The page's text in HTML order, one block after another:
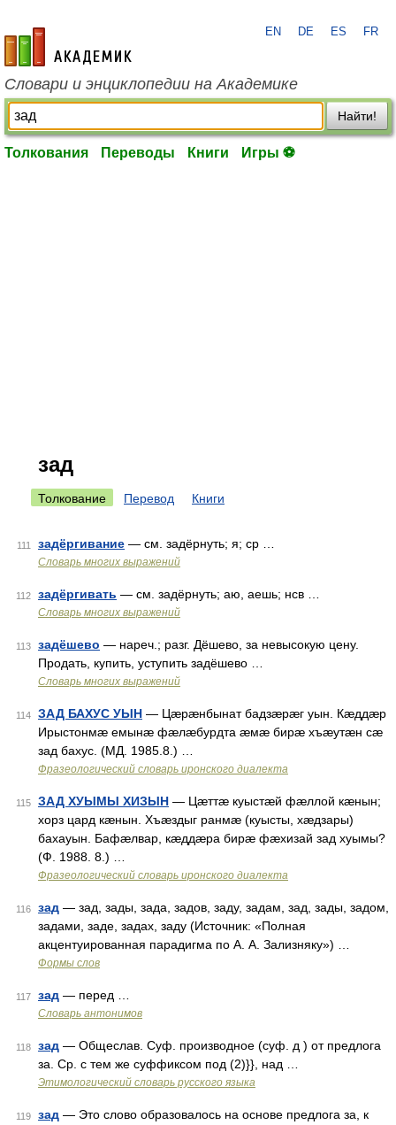
academic.ru
EN DE ES FR
Словари и энциклопедии на Академике
Найти!
Толкования Переводы Книги Игры ⚽
зад
Толкование Перевод Книги
111 задёргивание — см. задёрнуть; я; ср …
Словарь многих выражений
112 задёргивать — см. задёрнуть; аю, аешь; нсв …
Словарь многих выражений
113 задёшево — нареч.; разг. Дёшево, за невысокую цену.
Продать, купить, уступить задёшево …
Словарь многих выражений
114 ЗАД БАХУС УЫН — Цæрæнбынат бадзæрæг уын. Кæддæр
Ирыстонмæ емынæ фæлæбурдта æмæ бирæ хъæутæн сæ
зад бахус. (МД. 1985.8.) …
Фразеологический словарь иронского диалекта
115 ЗАД ХУЫМЫ ХИЗЫН — Цæттæ куыстæй фæллой кæнын;
хорз цард кæнын. Хъæздыг ранмæ (куысты, хæдзары)
бахауын. Бафæлвар, кæддæра бирæ фæхизай зад хуымы?
(Ф. 1988. 8.) …
Фразеологический словарь иронского диалекта
116 зад — зад, зады, зада, задов, заду, задам, зад, зады, задом,
задами, заде, задах, заду (Источник: «Полная
акцентуированная парадигма по А. А. Зализняку») …
Формы слов
117 зад — перед …
Словарь антонимов
118 зад — Общеслав. Суф. производное (суф. д ) от предлога
за. Ср. с тем же суффиксом под (2)}}, над …
Этимологический словарь русского языка
119 зад — Это слово образовалось на основе предлога за, к